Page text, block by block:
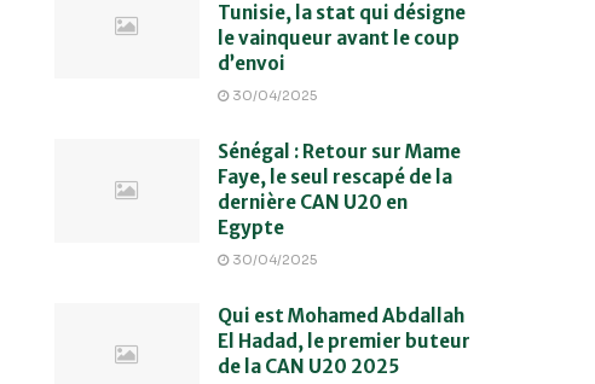
Tunisie, la stat qui désigne
le vainqueur avant le coup
d’envoi
30/04/2025
Sénégal : Retour sur Mame
Faye, le seul rescapé de la
dernière CAN U20 en
Egypte
30/04/2025
Qui est Mohamed Abdallah
El Hadad, le premier buteur
de la CAN U20 2025